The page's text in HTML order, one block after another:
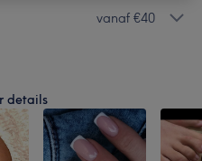
vanaf €40
details